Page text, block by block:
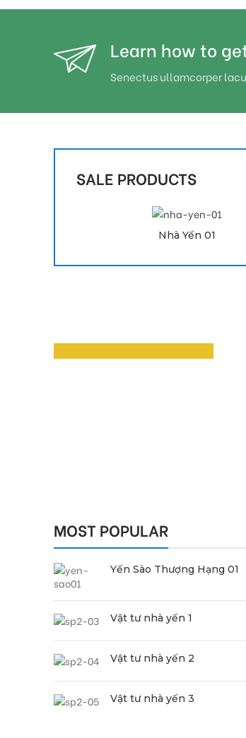
Learn how to
Senectus ullamcorper
SALE PRODUCTS
Liên hệ để đặt hàng
Nhà Yến 01
MOST POPULAR
Yến Sào Thượng Hạng 01
Vật tư nhà yến 1
Vật tư nhà yến 2
Vật tư nhà yến 3